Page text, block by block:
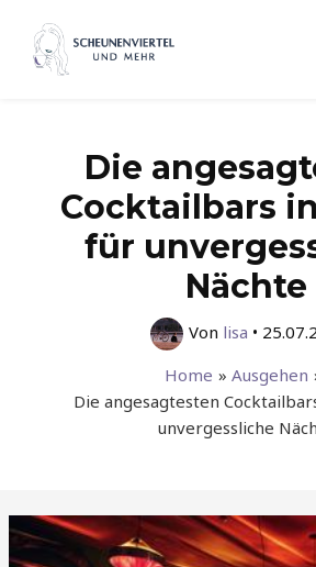
Inhalt
springen
Die
Cocktailbars
für
Nächte
Von lisa •
Home
Ausgehen
Die angesagtesten
unvergessliche